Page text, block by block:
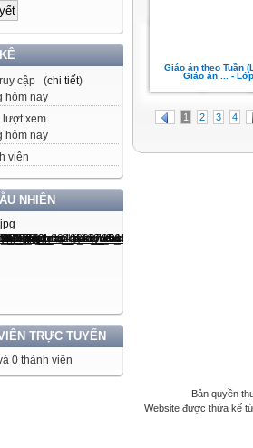
cập (chi tiết)
hôm nay
lượt xem
hôm nay
viên
NHIÊN
TRỰC TUYẾN
0 thành viên
Giáo án theo Tuần
Giáo án ... -
1 2 3 4
Bản quyền
Website được thừa kế